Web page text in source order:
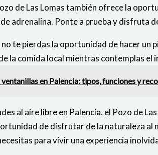
de Las Lomas también ofrece la
adrenalina. Ponte a prueba y
te pierdas la oportunidad de hacer
la comida local mientras contemplas el
en Palencia: tipos, funciones y
al aire libre en Palencia, el Pozo de
de disfrutar de la naturaleza
para vivir una experiencia